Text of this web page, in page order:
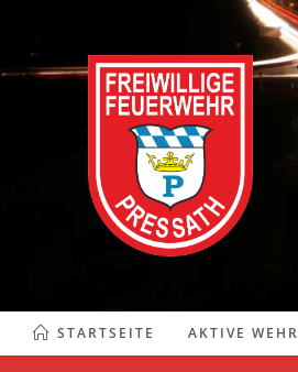
springen
STARTSEITE AKTIVE WEHR